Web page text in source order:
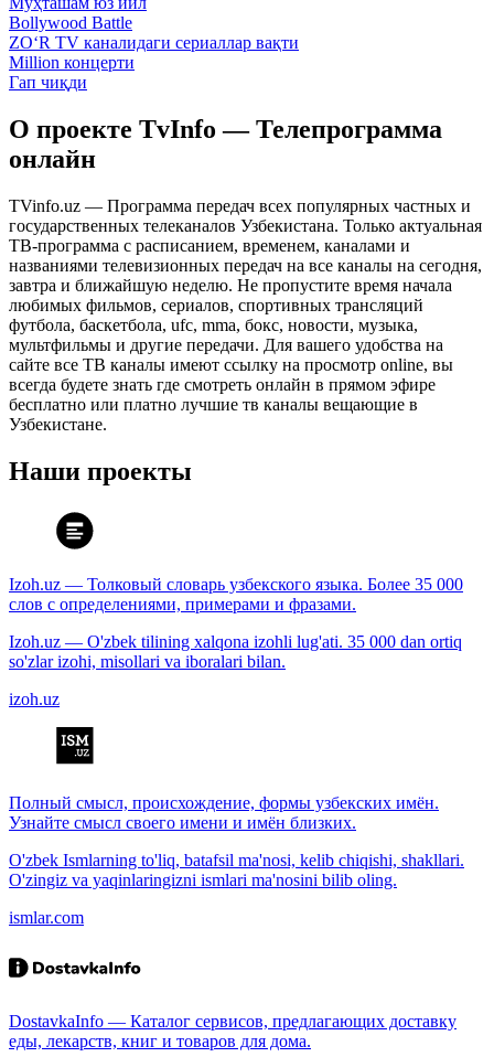
Bollywood Battle
ZO‘R TV каналидаги сериаллар вақти
Million концерти
Гап чиқди
О проекте TvInfo — Телепрограмма
онлайн
TVinfo.uz — Программа передач всех популярных частных и
государственных телеканалов Узбекистана. Только актуальная
ТВ-программа с расписанием, временем, каналами и
названиями телевизионных передач на все каналы на сегодня,
завтра и ближайшую неделю. Не пропустите время начала
любимых фильмов, сериалов, спортивных трансляций
футбола, баскетбола, ufc, mma, бокс, новости, музыка,
мультфильмы и другие передачи. Для вашего удобства на
сайте все ТВ каналы имеют ссылку на просмотр online, вы
всегда будете знать где смотреть онлайн в прямом эфире
бесплатно или платно лучшие тв каналы вещающие в
Узбекистане.
Наши проекты
Izoh.uz — Толковый словарь узбекского языка. Более 35 000
слов с определениями, примерами и фразами.
Izoh.uz — O'zbek tilining xalqona izohli lug'ati. 35 000 dan ortiq
so'zlar izohi, misollari va iboralari bilan.
izoh.uz
Полный смысл, происхождение, формы узбекских имён.
Узнайте смысл своего имени и имён близких.
O'zbek Ismlarning to'liq, batafsil ma'nosi, kelib chiqishi, shakllari.
O'zingiz va yaqinlaringizni ismlari ma'nosini bilib oling.
ismlar.com
DostavkaInfo — Каталог сервисов, предлагающих доставку
еды, лекарств, книг и товаров для дома.